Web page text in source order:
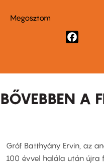
Megosztom
BŐVEBBEN A
Gróf Batthyány Ervin, az
100 évvel halála után újra